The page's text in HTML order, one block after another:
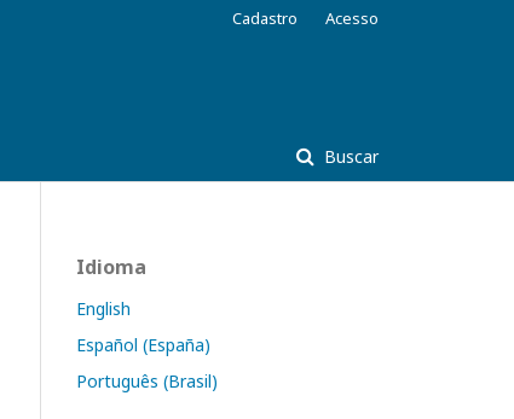
Buscar
Cadastro Acesso
Idioma
English
Español (España)
Português (Brasil)